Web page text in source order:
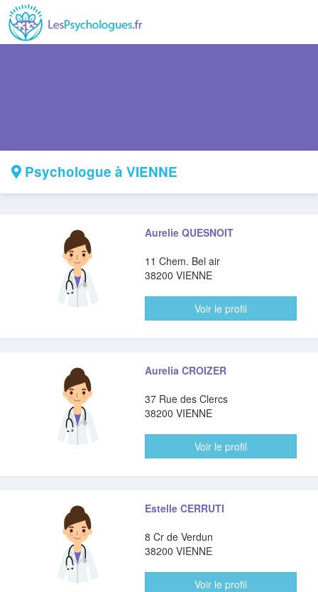
Psychologue à VIENNE
Aurelie QUESNOIT
11 Chem. Bel air
38200 VIENNE
Voir le profil
Aurelia CROIZER
37 Rue des Clercs
38200 VIENNE
Voir le profil
Estelle CERRUTI
8 Cr de Verdun
38200 VIENNE
Voir le profil